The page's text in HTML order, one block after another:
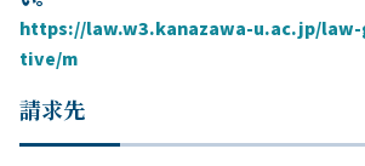
https://law.w3.kanazawa-u.ac.jp/
tive/m
請求先